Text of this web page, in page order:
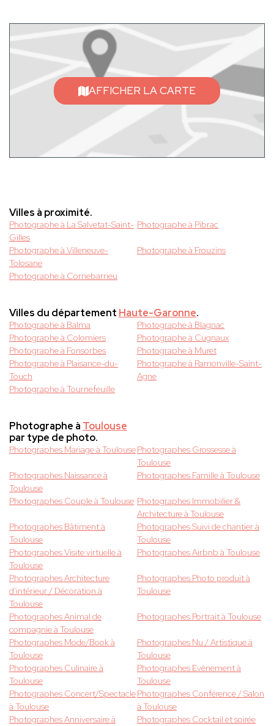
AFFICHER LA CARTE
Villes à proximité.
Photographe à La Salvetat-Saint-
Gilles
Photographe à Pibrac
Photographe à Villeneuve-
Tolosane
Photographe à Frouzins
Photographe à Cornebarrieu
Villes du département Haute-Garonne.
Photographe à Balma
Photographe à Blagnac
Photographe à Colomiers
Photographe à Cugnaux
Photographe à Fonsorbes
Photographe à Muret
Photographe à Plaisance-du-
Touch
Photographe à Ramonville-Saint-
Agne
Photographe à Tournefeuille
Photographe à Toulouse
par type de photo.
Photographes Mariage à ToulousePhotographes Grossesse à
Toulouse
Photographes Naissance à
Toulouse
Photographes Famille à Toulouse
Photographes Couple à Toulouse Photographes Immobilier &
Architecture à Toulouse
Photographes Bâtiment à
Toulouse
Photographes Suivi de chantier à
Toulouse
Photographes Visite virtuelle à
Toulouse
Photographes Airbnb à Toulouse
Photographes Architecture
d'intérieur / Décoration à
Toulouse
Photographes Photo produit à
Toulouse
Photographes Animal de
compagnie à Toulouse
Photographes Portrait à Toulouse
Photographes Mode/Book à
Toulouse
Photographes Nu / Artistique à
Toulouse
Photographes Culinaire à
Toulouse
Photographes Evènement à
Toulouse
Photographes Concert/Spectacle
à Toulouse
Photographes Conférence / Salon
à Toulouse
Photographes Anniversaire à
Photographes Cocktail et soirée